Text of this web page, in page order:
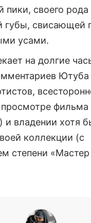
пики, своего рода
губы, свисающей
усами.
на долгие
Ютуба
и владении хотя
коллекции (с
степени «Мастер